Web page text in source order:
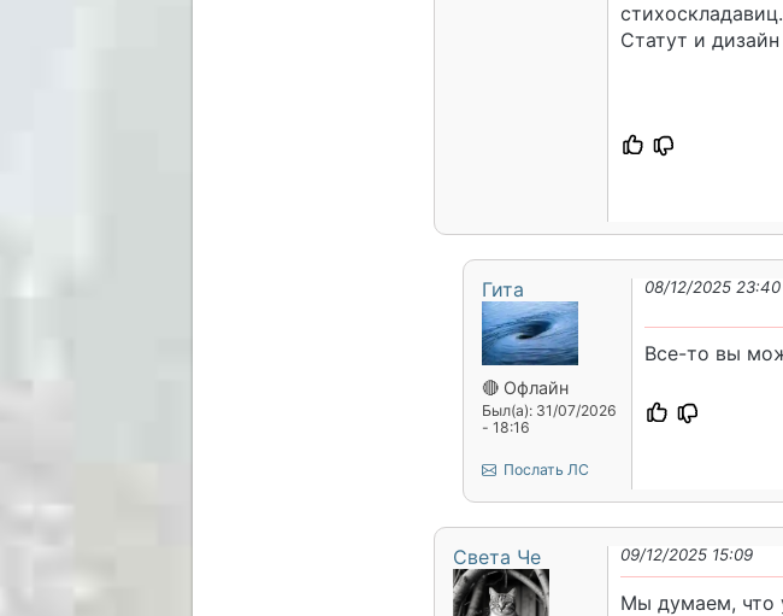
стихоскладавиц.
Статут и
Гита
🔴 Офлайн
Был(а): 31/07/2026
- 18:16
Послать ЛС
08/12/2025 23:40
Все-то вы
Света Че 09/12/2025 15:09
Мы думаем, что